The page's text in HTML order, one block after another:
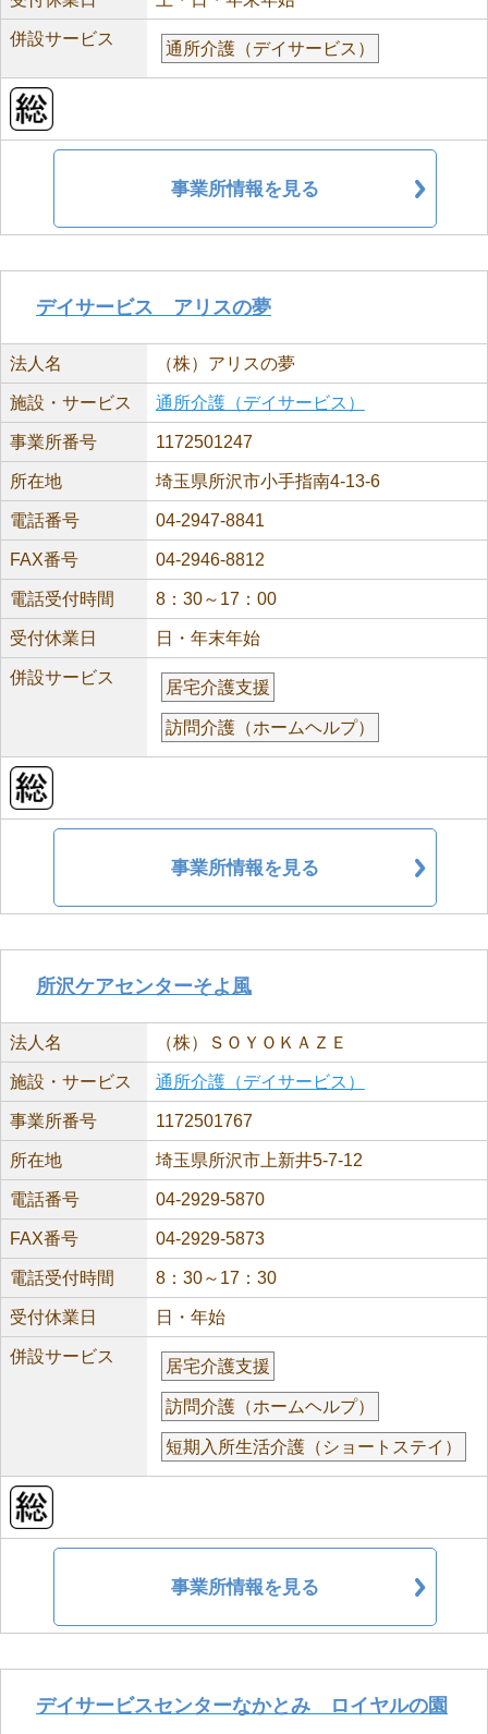
併設サービス
通所介護（デイサービス）
事業所情報を見る
デイサービス アリスの夢
法人名 （株）アリスの夢
施設・サービス 通所介護（デイサービス）
事業所番号 1172501247
所在地 埼玉県所沢市小手指南4-13-6
電話番号 04-2947-8841
FAX番号 04-2946-8812
電話受付時間 8：30～17：00
受付休業日 日・年末年始
併設サービス
居宅介護支援
訪問介護（ホームヘルプ）
事業所情報を見る
所沢ケアセンターそよ風
法人名 （株）ＳＯＹＯＫＡＺＥ
施設・サービス 通所介護（デイサービス）
事業所番号 1172501767
所在地 埼玉県所沢市上新井5-7-12
電話番号 04-2929-5870
FAX番号 04-2929-5873
電話受付時間 8：30～17：30
受付休業日 日・年始
併設サービス
居宅介護支援
訪問介護（ホームヘルプ）
短期入所生活介護（ショートステイ）
事業所情報を見る
デイサービスセンターなかとみ ロイヤルの園